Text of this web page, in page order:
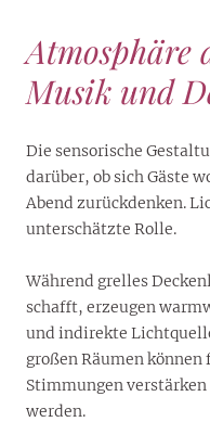
Atmosphäre
Musik und
Die sensorische
darüber, ob sich Gäste
Abend zurückdenken.
unterschätzte Rolle.
Während grelles
schafft, erzeugen
und indirekte
großen Räumen
Stimmungen
werden.